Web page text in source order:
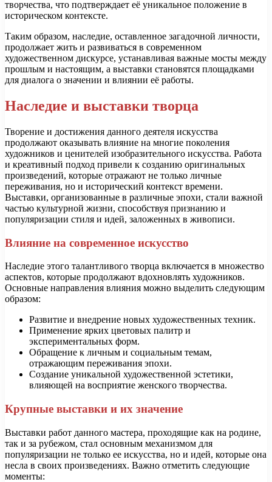
творчества, что подтверждает её уникальное положение в
историческом контексте.
Таким образом, наследие, оставленное загадочной личности,
продолжает жить и развиваться в современном
художественном дискурсе, устанавливая важные мосты между
прошлым и настоящим, а выставки становятся площадками
для диалога о значении и влиянии её работы.
Наследие и выставки творца
Творение и достижения данного деятеля искусства
продолжают оказывать влияние на многие поколения
художников и ценителей изобразительного искусства. Работа
и креативный подход привели к созданию оригинальных
произведений, которые отражают не только личные
переживания, но и исторический контекст времени.
Выставки, организованные в различные эпохи, стали важной
частью культурной жизни, способствуя признанию и
популяризации стиля и идей, заложенных в живописи.
Влияние на современное искусство
Наследие этого талантливого творца включается в множество
аспектов, которые продолжают вдохновлять художников.
Основные направления влияния можно выделить следующим
образом:
Развитие и внедрение новых художественных техник.
Применение ярких цветовых палитр и
экспериментальных форм.
Обращение к личным и социальным темам,
отражающим переживания эпохи.
Создание уникальной художественной эстетики,
влияющей на восприятие женского творчества.
Крупные выставки и их значение
Выставки работ данного мастера, проходящие как на родине,
так и за рубежом, стал основным механизмом для
популяризации не только ее искусства, но и идей, которые она
несла в своих произведениях. Важно отметить следующие
моменты: